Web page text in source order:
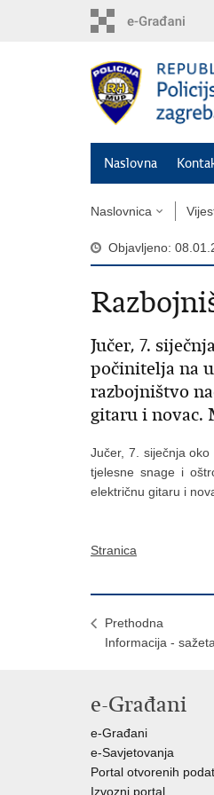
Naslovna
Naslovnica
Objavljeno:
Jučer, 7.
počinitelja na
razbojništvo
gitaru i novac.
Jučer, 7. siječnja
tjelesne snage i
električnu gitaru i
Stranica
Prethodna
Informacija -
e-Građani
e-Građani
e-Savjetovanja
Portal otvorenih
Izvozni portal